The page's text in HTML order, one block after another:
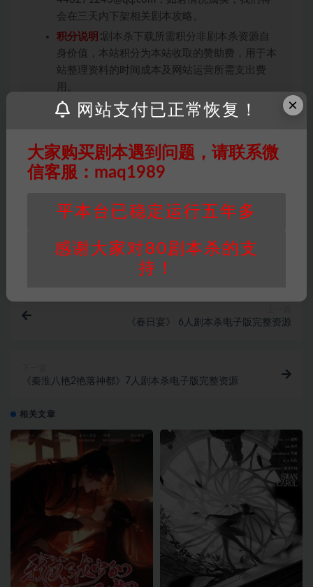
会在三天内下架相关剧本攻略。
积分说明 ∶剧本杀下载所需积分非剧本杀资源自
身价值，本站积分为本站收取的赞助费，用于本
站整理资料的时间成本及网站运营所需支出费
用。
重要提醒∶任何情况下，本站及相关人士对于访
承担任何责任。未经许可的【搬运】和【账号共
享】可能会被取消VIP，恕不另行通知！
欧美本
打赏 收藏 链接
《春日宴》 6人剧本杀电子版完整资源
《秦淮八艳2艳落神都》7人剧本杀电子版完整资源
相关文章
×
网站支付已正常恢复！
大家购买剧本遇到问题，请联系微
信客服：maq1989
平本台已稳定运行五年多
感谢大家对80剧本杀的支
持！